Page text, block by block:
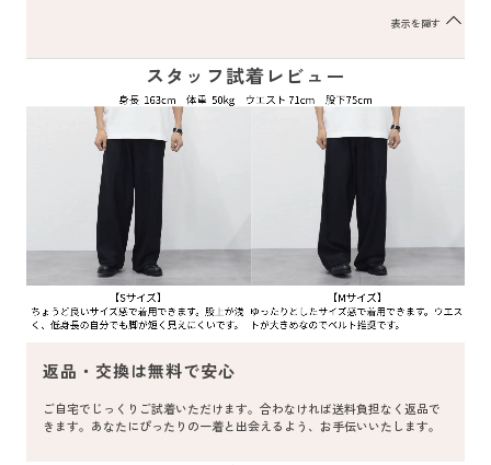
表示を隠す
スタッフ試着レビュー
返品・交換は無料で安心
ご自宅でじっくりご試着いただけます。合わなければ送料負担なく返品で
きます。あなたにぴったりの一着と出会えるよう、お手伝いいたします。